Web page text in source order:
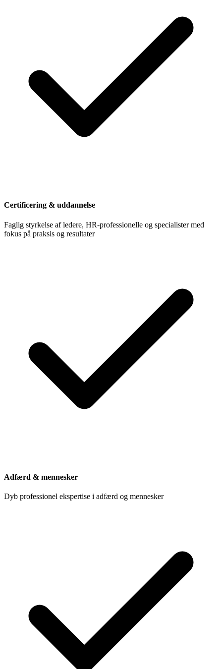
Certificering & uddannelse
Faglig styrkelse af ledere, HR-professionelle og specialister med
fokus på praksis og resultater
Adfærd & mennesker
Dyb professionel ekspertise i adfærd og mennesker